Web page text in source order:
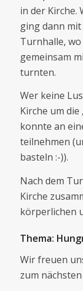
in der Kirche.
ging dann
Turnhalle,
gemeinsam
turnten.
Wer keine
Kirche um die
konnte an
teilnehmen
basteln :-)).
Nach dem
Kirche
körperlichen
Thema:
Wir freuen
zum